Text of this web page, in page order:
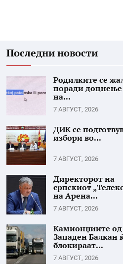
Последни новости
Родилките се
поради доцнење
на...
7 АВГУСТ, 2026
ДИК се
избори во...
7 АВГУСТ, 2026
Директорот на
српскиот
на Арена...
7 АВГУСТ, 2026
Камионџиите од
Западен Балкан
блокираат...
7 АВГУСТ, 2026